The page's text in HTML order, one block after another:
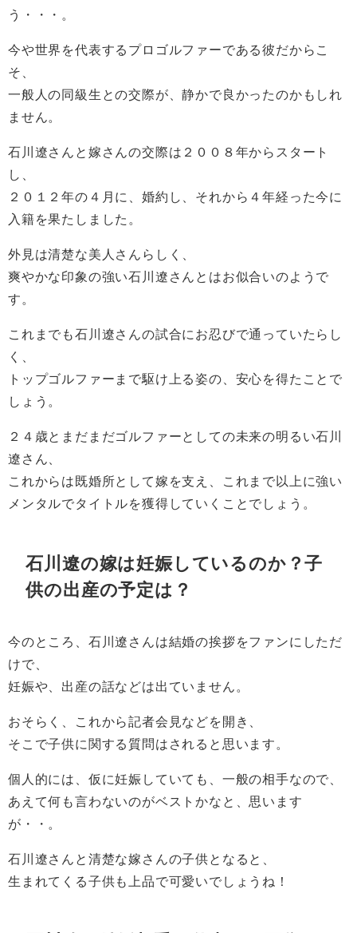
う・・・。
今や世界を代表するプロゴルファーである彼だからこ
そ、
一般人の同級生との交際が、静かで良かったのかもしれ
ません。
石川遼さんと嫁さんの交際は２００８年からスタート
し、
２０１２年の４月に、婚約し、それから４年経った今に
入籍を果たしました。
外見は清楚な美人さんらしく、
爽やかな印象の強い石川遼さんとはお似合いのようで
す。
これまでも石川遼さんの試合にお忍びで通っていたらし
く、
トップゴルファーまで駆け上る姿の、安心を得たことで
しょう。
２４歳とまだまだゴルファーとしての未来の明るい石川
遼さん、
これからは既婚所として嫁を支え、これまで以上に強い
メンタルでタイトルを獲得していくことでしょう。
石川遼の嫁は妊娠しているのか？子
供の出産の予定は？
今のところ、石川遼さんは結婚の挨拶をファンにしただ
けで、
妊娠や、出産の話などは出ていません。
おそらく、これから記者会見などを開き、
そこで子供に関する質問はされると思います。
個人的には、仮に妊娠していても、一般の相手なので、
あえて何も言わないのがベストかなと、思います
が・・。
石川遼さんと清楚な嫁さんの子供となると、
生まれてくる子供も上品で可愛いでしょうね！